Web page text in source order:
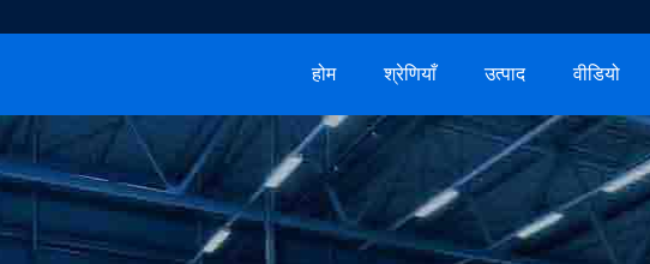
होम श्रेणियाँ उत्पाद वीडियो